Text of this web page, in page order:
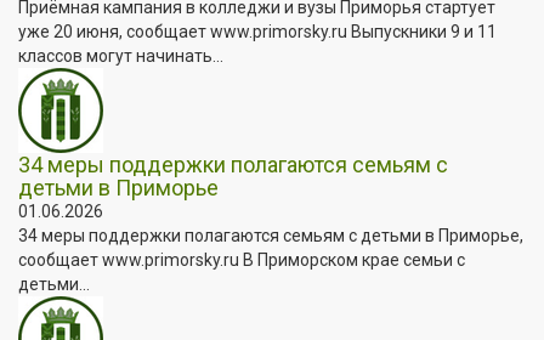
Приёмная кампания в колледжи и вузы Приморья стартует
уже 20 июня, сообщает www.primorsky.ru Выпускники 9 и 11
классов могут начинать...
34 меры поддержки полагаются семьям с
детьми в Приморье
01.06.2026
34 меры поддержки полагаются семьям с детьми в Приморье,
сообщает www.primorsky.ru В Приморском крае семьи с
детьми...